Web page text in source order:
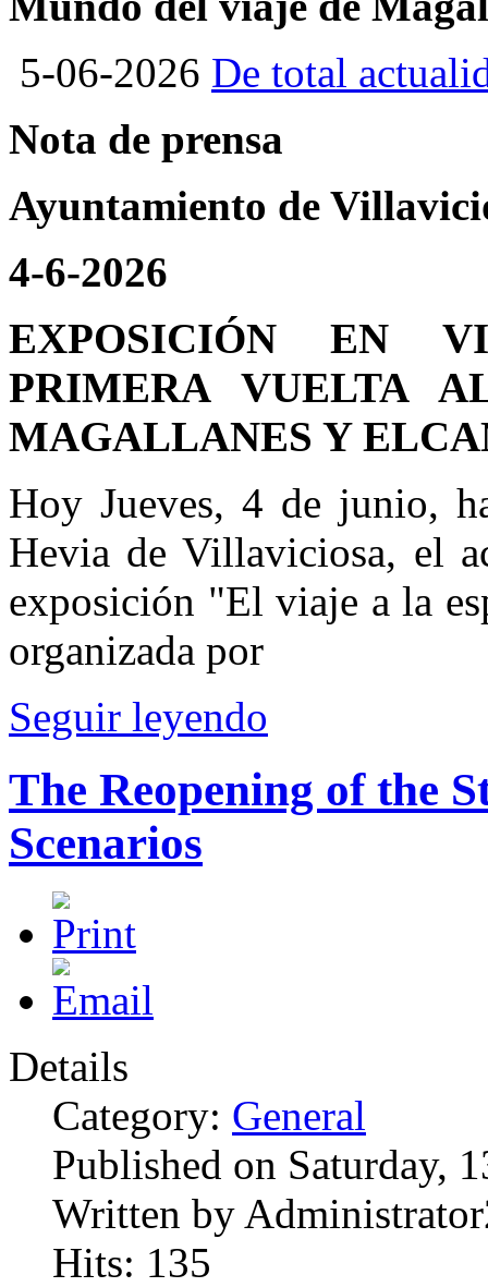
5-06-2026 De total
Nota de prensa
Ayuntamiento de
4-6-2026
EXPOSICIÓN EN
PRIMERA VUELTA
MAGALLANES Y
Hoy Jueves, 4 de junio,
Hevia de Villaviciosa, el
exposición "El viaje a la
organizada por
Seguir leyendo
The Reopening of the
Scenarios
Details
Category: General
Published on Saturday,
Written by
Hits: 135